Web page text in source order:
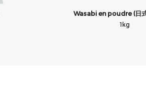
Wasabi en poudre (日
1kg